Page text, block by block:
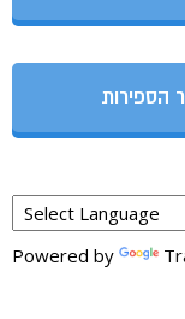
הספירות
Powered by